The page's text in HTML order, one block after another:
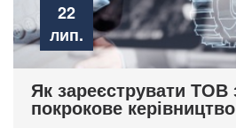
22
лип.
Як зареєструвати
покрокове